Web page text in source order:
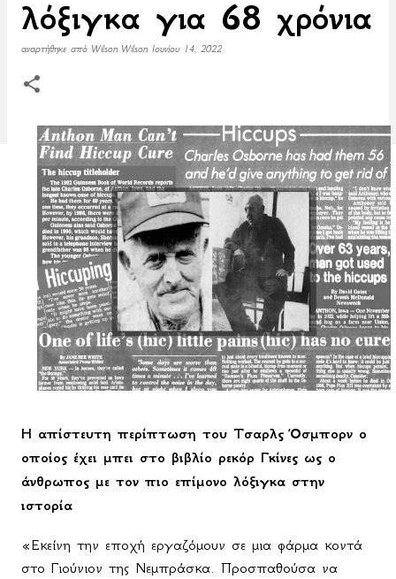
λόξιγκα για 68 χρόνια
αναρτήθηκε από Wilson Wilson Ιουνίου 14, 2022
Η απίστευτη περίπτωση του Τσαρλς Όσμπορν ο
οποίος έχει μπει στο βιβλίο ρεκόρ Γκίνες ως ο
άνθρωπος με τον πιο επίμονο λόξιγκα στην
ιστορία
«Εκείνη την εποχή εργαζόμουν σε μια φάρμα κοντά
στο Γιούνιον της Νεμπράσκα. Προσπαθούσα να